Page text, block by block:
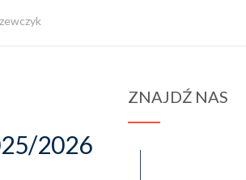
2026
ZNAJDŹ NAS